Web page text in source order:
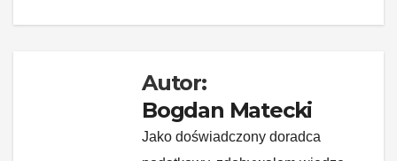
Autor:
Bogdan Matecki
Jako doświadczony doradca